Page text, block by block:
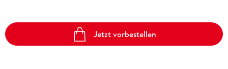
Jetzt vorbestellen